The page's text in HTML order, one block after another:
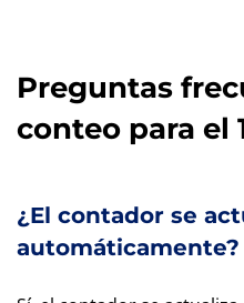
Preguntas
conteo para el
¿El contador se
automáticamente?